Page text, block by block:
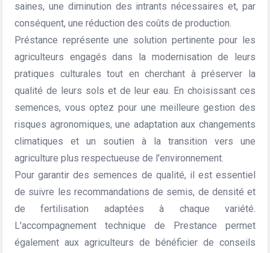
saines, une diminution des intrants nécessaires et, par
conséquent, une réduction des coûts de production.
Préstance représente une solution pertinente pour les
agriculteurs engagés dans la modernisation de leurs
pratiques culturales tout en cherchant à préserver la
qualité de leurs sols et de leur eau. En choisissant ces
semences, vous optez pour une meilleure gestion des
risques agronomiques, une adaptation aux changements
climatiques et un soutien à la transition vers une
agriculture plus respectueuse de l'environnement.
Pour garantir des semences de qualité, il est essentiel
de suivre les recommandations de semis, de densité et
de fertilisation adaptées à chaque variété.
L'accompagnement technique de Prestance permet
également aux agriculteurs de bénéficier de conseils